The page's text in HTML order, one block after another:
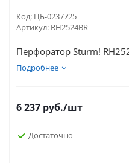
Код: ЦБ-0237725
Артикул: RH2524BR
Перфоратор Sturm!
Подробнее
6 237 руб./шт
Достаточно